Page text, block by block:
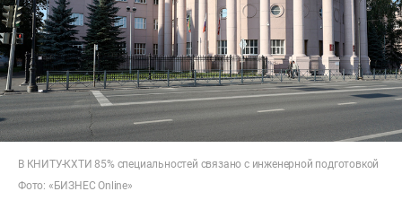
В КНИТУ-КХТИ 85% специальностей связано с инженерной подготовкой
Фото: «БИЗНЕС Online»